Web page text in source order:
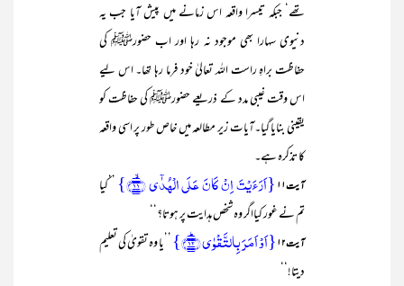
تھے‘ جبکہ تیسرا واقعہ اس زمانے میں پیش آیا جب یہ
دنیوی سہارا بھی موجود نہ رہا اور اب حضورﷺ کی
حفاظت براہِ راست اللہ تعالیٰ خود فرما رہا تھا۔ اس لیے
اس وقت غیبی مدد کے ذریعے حضورﷺ کی حفاظت کو
یقینی بنایا گیا۔آیات زیر مطالعہ میں خاص طور پر اسی واقعہ
کا تذکرہ ہے۔
آیت۱۱ {اَرَءَیۡتَ اِنۡ کَانَ عَلَی الۡہُدٰۤی ﴿ۙ۱۱﴾}
’’کیا
تم نے غور کیااگر وہ شخص ہدایت پر ہوتا؟‘‘
آیت۱۲ {اَوۡ اَمَرَ بِالتَّقۡوٰی ﴿ؕ۱۲﴾}
’’یا وہ تقویٰ کی تعلیم
دیتا!‘‘